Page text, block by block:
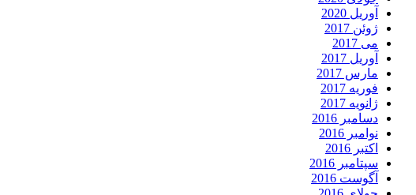
آوریل 2020
ژوئن 2017
می 2017
آوریل 2017
مارس 2017
فوریه 2017
ژانویه 2017
دسامبر 2016
نوامبر 2016
اکتبر 2016
سپتامبر 2016
آگوست 2016